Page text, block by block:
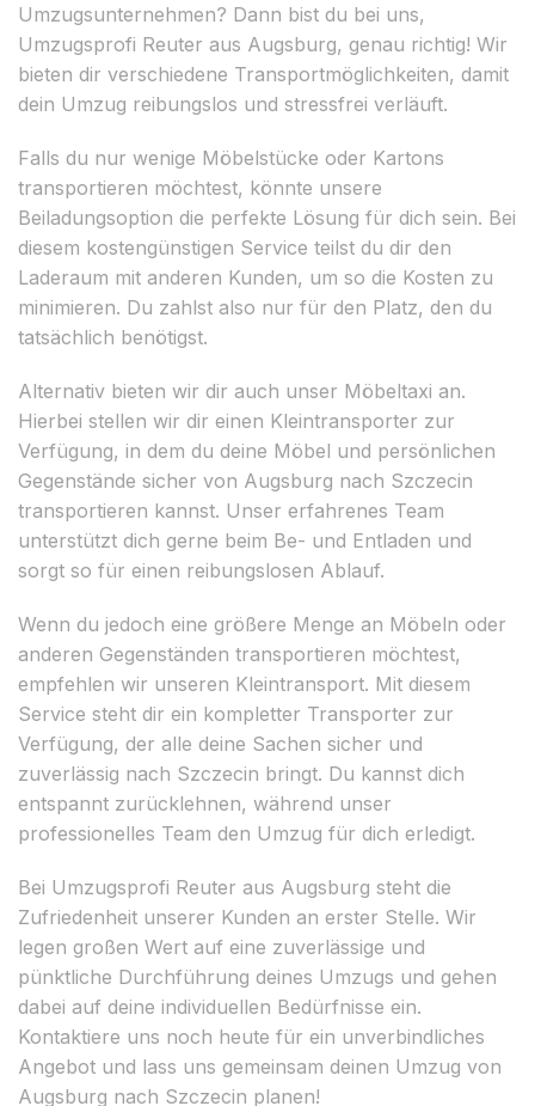
Umzugsunternehmen? Dann bist du bei uns,
Umzugsprofi Reuter aus Augsburg, genau richtig! Wir
bieten dir verschiedene Transportmöglichkeiten, damit
dein Umzug reibungslos und stressfrei verläuft.
Falls du nur wenige Möbelstücke oder Kartons
transportieren möchtest, könnte unsere
Beiladungsoption die perfekte Lösung für dich sein. Bei
diesem kostengünstigen Service teilst du dir den
Laderaum mit anderen Kunden, um so die Kosten zu
minimieren. Du zahlst also nur für den Platz, den du
tatsächlich benötigst.
Alternativ bieten wir dir auch unser Möbeltaxi an.
Hierbei stellen wir dir einen Kleintransporter zur
Verfügung, in dem du deine Möbel und persönlichen
Gegenstände sicher von Augsburg nach Szczecin
transportieren kannst. Unser erfahrenes Team
unterstützt dich gerne beim Be- und Entladen und
sorgt so für einen reibungslosen Ablauf.
Wenn du jedoch eine größere Menge an Möbeln oder
anderen Gegenständen transportieren möchtest,
empfehlen wir unseren Kleintransport. Mit diesem
Service steht dir ein kompletter Transporter zur
Verfügung, der alle deine Sachen sicher und
zuverlässig nach Szczecin bringt. Du kannst dich
entspannt zurücklehnen, während unser
professionelles Team den Umzug für dich erledigt.
Bei Umzugsprofi Reuter aus Augsburg steht die
Zufriedenheit unserer Kunden an erster Stelle. Wir
legen großen Wert auf eine zuverlässige und
pünktliche Durchführung deines Umzugs und gehen
dabei auf deine individuellen Bedürfnisse ein.
Kontaktiere uns noch heute für ein unverbindliches
Angebot und lass uns gemeinsam deinen Umzug von
Augsburg nach Szczecin planen!